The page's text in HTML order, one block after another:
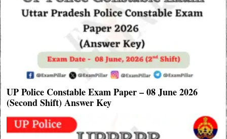
UP Police Constable Exam Paper – 08 June 2026
(Second Shift) Answer Key